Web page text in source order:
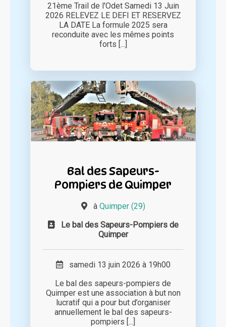
21ème Trail de l'Odet Samedi 13 Juin
2026 RELEVEZ LE DEFI ET RESERVEZ
LA DATE La formule 2025 sera
reconduite avec les mêmes points
forts [...]
Bal des Sapeurs-
Pompiers de Quimper
à Quimper (29)
Le bal des Sapeurs-Pompiers de
Quimper
samedi 13 juin 2026 à 19h00
Le bal des sapeurs-pompiers de
Quimper est une association à but non
lucratif qui a pour but d’organiser
annuellement le bal des sapeurs-
pompiers [...]